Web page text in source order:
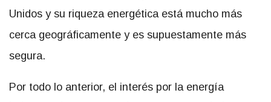
Unidos y su riqueza energética está mucho más
cerca geográficamente y es supuestamente más
segura.
Por todo lo anterior, el interés por la energía